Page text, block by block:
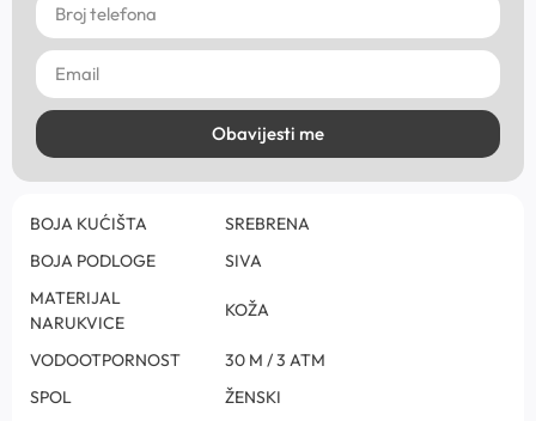
Obavijesti me
BOJA KUĆIŠTA
SREBRENA
BOJA PODLOGE
SIVA
MATERIJAL
NARUKVICE
KOŽA
VODOOTPORNOST
30 M / 3 ATM
SPOL
ŽENSKI